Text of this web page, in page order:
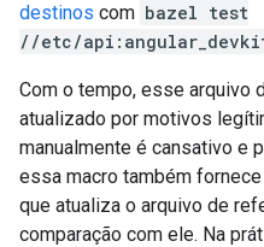
destinos com bazel test
//etc/
Com o tempo, esse arquivo
atualizado por motivos
manualmente é cansativo e
essa macro também
que atualiza o arquivo de
comparação com ele. Na